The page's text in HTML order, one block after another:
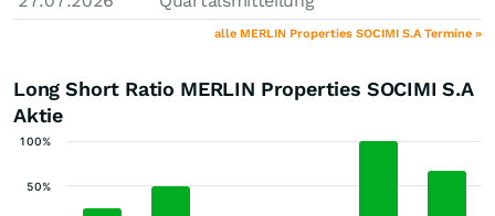
alle MERLIN Properties SOCIMI S.A Termine »
Long Short Ratio MERLIN Properties SOCIMI S.A
Aktie
50%
100%